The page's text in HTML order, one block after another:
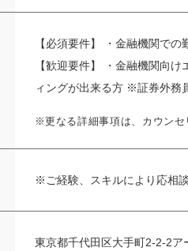
【必須要件】 ・金融機関で
【歓迎要件】 ・金融機関向
ィングが出来る方 ※証券外務
※更なる詳細事項は、カウンセ
※ご経験、スキルにより応相談
東京都千代田区大手町2-2-2ア